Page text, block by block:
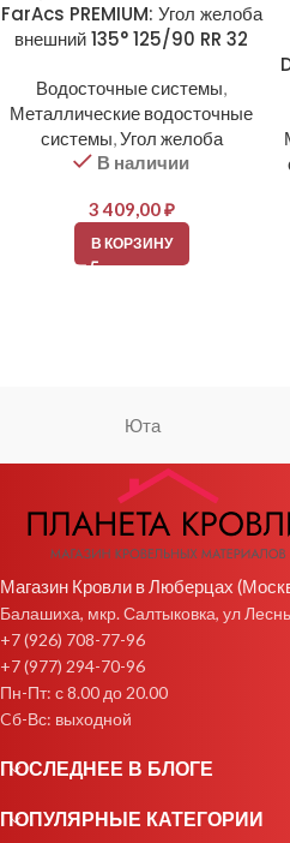
FarAcs PREMIUM: Угол желоба
внешний 135° 125/90 RR 32
Водосточные системы,
Металлические водосточные
системы,Угол желоба
В наличии
3 409,00₽
В КОРЗИНУ
Юта
Магазин Кровли в Люберцах
Балашиха, мкр. Салтыковка, ул
+7 (926) 708-77-96
+7 (977) 294-70-96
Пн-Пт: с 8.00 до 20.00
Cб-Вс: выходной
ПОСЛЕДНЕЕ В БЛОГЕ
ПОПУЛЯРНЫЕ КАТЕГОРИИ